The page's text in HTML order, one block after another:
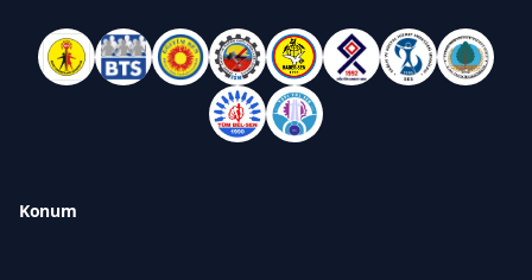
Konum